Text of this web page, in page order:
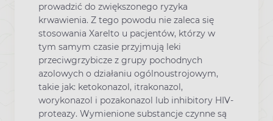
prowadzić do zwiększonego ryzyka
krwawienia. Z tego powodu nie zaleca się
stosowania Xarelto u pacjentów, którzy w
tym samym czasie przyjmują leki
przeciwgrzybicze z grupy pochodnych
azolowych o działaniu ogólnoustrojowym,
takie jak: ketokonazol, itrakonazol,
worykonazol i pozakonazol lub inhibitory HIV-
proteazy. Wymienione substancje czynne są